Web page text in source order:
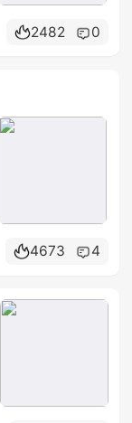
2482 0
4673 4